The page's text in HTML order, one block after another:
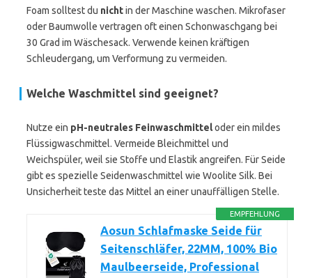
Foam solltest du nichtin der Maschine waschen. Mikrofaser
oder Baumwolle vertragen oft einen Schonwaschgang bei
30 Grad im Wäschesack. Verwende keinen kräftigen
Schleudergang, um Verformung zu vermeiden.
Welche Waschmittel sind geeignet?
Nutze ein pH-neutrales Feinwaschmitteloder ein mildes
Flüssigwaschmittel. Vermeide Bleichmittel und
Weichspüler, weil sie Stoffe und Elastik angreifen. Für Seide
gibt es spezielle Seidenwaschmittel wie Woolite Silk. Bei
Unsicherheit teste das Mittel an einer unauffälligen Stelle.
EMPFEHLUNG
Aosun Schlafmaske Seide für
Seitenschläfer, 22MM, 100% Bio
Maulbeerseide, Professional